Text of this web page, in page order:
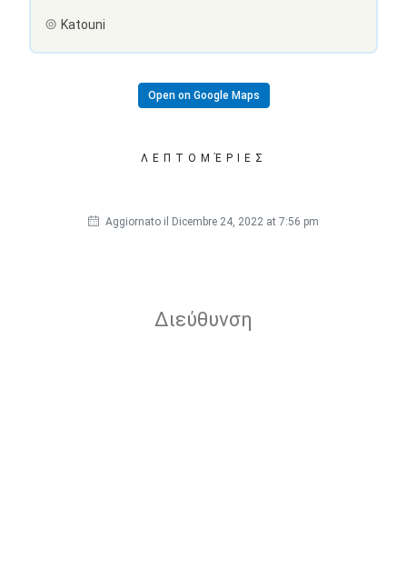
Katouni
Open on Google Maps
ΛΕΠΤΟΜΈΡΙΕΣ
Aggiornato il Dicembre 24, 2022 at 7:56 pm
Διεύθυνση